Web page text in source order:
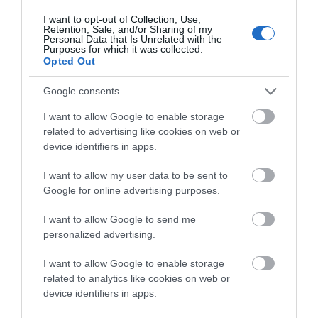
I want to opt-out of Collection, Use,
Retention, Sale, and/or Sharing of my
Personal Data that Is Unrelated with the
Purposes for which it was collected.
Opted Out
Google consents
I want to allow Google to enable storage
related to advertising like cookies on web or
device identifiers in apps.
I want to allow my user data to be sent to
Google for online advertising purposes.
I want to allow Google to send me
personalized advertising.
I want to allow Google to enable storage
related to analytics like cookies on web or
device identifiers in apps.
“‘Ιδού λοιπόν και το Φυλακτήριον της Τέχνης της
Παναχράντου και ο νέος ρόλος του…”
μίλησε για την σχέση τέχνης και εκκλησίας και ανέφερε
τον σπουδαίο Φώτη Κόντογλου. Μετά τον λόγο πήρε ο